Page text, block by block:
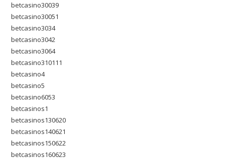
betcasino30039
betcasino30051
betcasino3034
betcasino3042
betcasino3064
betcasino310111
betcasino4
betcasino5
betcasino6053
betcasinos1
betcasinos130620
betcasinos140621
betcasinos150622
betcasinos160623